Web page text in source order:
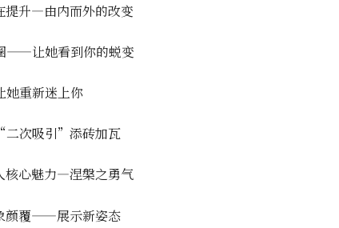
升—由内而外的改变
——让她看到你的蜕变
重新迷上你
次吸引”添砖加瓦
心魅力—涅槃之勇气
颜覆——展示新姿态